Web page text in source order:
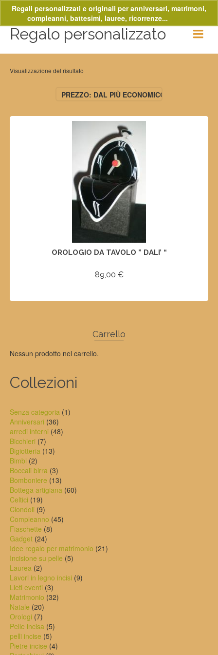
Regalo personalizzato
Visualizzazione del risultato
PREZZO: DAL PIÙ ECONOMICO
OROLOGIO DA TAVOLO ” DALI’ “
89,00 €
Carrello
Nessun prodotto nel carrello.
Collezioni
Senza categoria 11
Anniversari 3636
prodotti
arredi interni 4848
Bicchieri 77
prodotti
Bigiotteria 1313
Bimbi 22
prodotti
Boccali birra 33
prodotti
Bomboniere 1313
prodotti
Bottega artigiana 6060
Celtici 1919
prodotti
Ciondoli 99
prodotti
Compleanno 4545
Fiaschette 88
Gadget 2424
prodotti
Idee regalo per matrimonio 2121
Incisione su pelle 55
Laurea 22
prodotti
Lavori in legno incisi 99
Lieti eventi 33
prodotti
Matrimonio 3232
Natale 2020
prodotti
Orologi 77
prodotti
Pelle incisa 55
pelli incise 55
prodotti
Pietre incise 44
Regali personalizzati e originali per anniversari, matrimoni,
compleanni, battesimi, lauree, ricorrenze...